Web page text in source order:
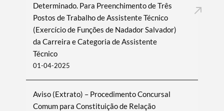
Determinado. Para Preenchimento de Três
Postos de Trabalho de Assistente Técnico
(Exercício de Funções de Nadador Salvador)
da Carreira e Categoria de Assistente
Técnico
01-04-2025
Aviso (Extrato) – Procedimento Concursal
Comum para Constituição de Relação